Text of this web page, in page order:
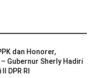
dan Honorer,
Gubernur Sherly Hadiri
DPR RI